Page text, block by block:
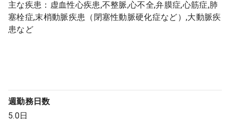
主な疾患：虚血性心疾患,不整脈,心不全,弁膜症,心筋症,肺
塞栓症,末梢動脈疾患（閉塞性動脈硬化症など）,大動脈疾
患など
週勤務日数
5.0日